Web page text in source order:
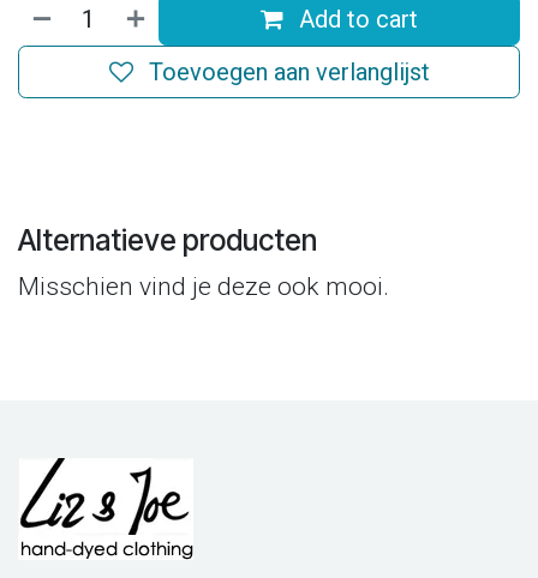
Add to cart
Toevoegen aan verlanglijst
Alternatieve producten
Misschien vind je deze ook mooi.